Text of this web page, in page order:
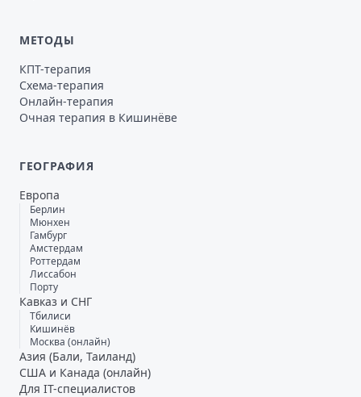
МЕТОДЫ
КПТ-терапия
Схема-терапия
Онлайн-терапия
Очная терапия в Кишинёве
ГЕОГРАФИЯ
Европа
Берлин
Мюнхен
Гамбург
Амстердам
Роттердам
Лиссабон
Порту
Кавказ и СНГ
Тбилиси
Кишинёв
Москва (онлайн)
Азия (Бали, Таиланд)
США и Канада (онлайн)
Для IT-специалистов